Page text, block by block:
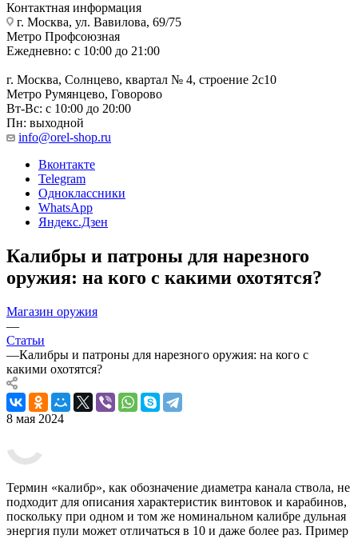
Контактная информация
г. Москва, ул. Вавилова, 69/75
Метро Профсоюзная
Ежедневно: с 10:00 до 21:00
г. Москва, Солнцево, квартал № 4, строение 2с10
Метро Румянцево, Говорово
Вт-Вс: с 10:00 до 20:00
Пн: выходной
info@orel-shop.ru
Вконтакте
Telegram
Одноклассники
WhatsApp
Яндекс.Дзен
Калибры и патроны для нарезного
оружия: на кого с какими охотятся?
Магазин оружия
—
Статьи
—Калибры и патроны для нарезного оружия: на кого с
какими охотятся?
8 мая 2024
Термин «калибр», как обозначение диаметра канала ствола, не
подходит для описания характеристик винтовок и карабинов,
поскольку при одном и том же номинальном калибре дульная
энергия пули может отличаться в 10 и даже более раз. Пример